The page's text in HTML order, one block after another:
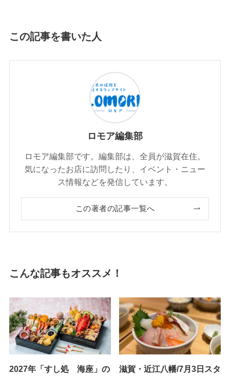
この記事を書いた人
ロモア編集部
ロモア編集部です。編集部は、全員が滋賀在住。
気になったお店に訪問したり、イベント・ニュー
ス情報などを発信しています。
この著者の記事一覧へ
こんな記事もオススメ！
2027年「すし処 海座」の
滋賀・近江八幡/7月3日スタ